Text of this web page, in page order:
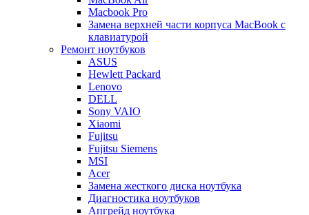
Macbook Pro
Замена верхней части корпуса MacBook с
клавиатурой
Ремонт ноутбуков
ASUS
Hewlett Packard
Lenovo
DELL
Sony VAIO
Xiaomi
Fujitsu
Fujitsu Siemens
MSI
Acer
Замена жесткого диска ноутбука
Диагностика ноутбуков
Апгрейд ноутбука